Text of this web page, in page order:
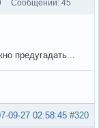
Сообщений: 45
предугадать...
#320
09-27 02:58:45